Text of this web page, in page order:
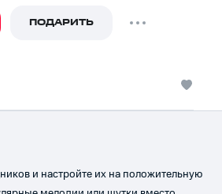
ПОДАРИТЬ
и настройте их на положительную